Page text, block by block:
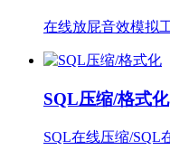
在线放屁音效模拟
SQL压缩/格式化
SQL在线压缩/SQL